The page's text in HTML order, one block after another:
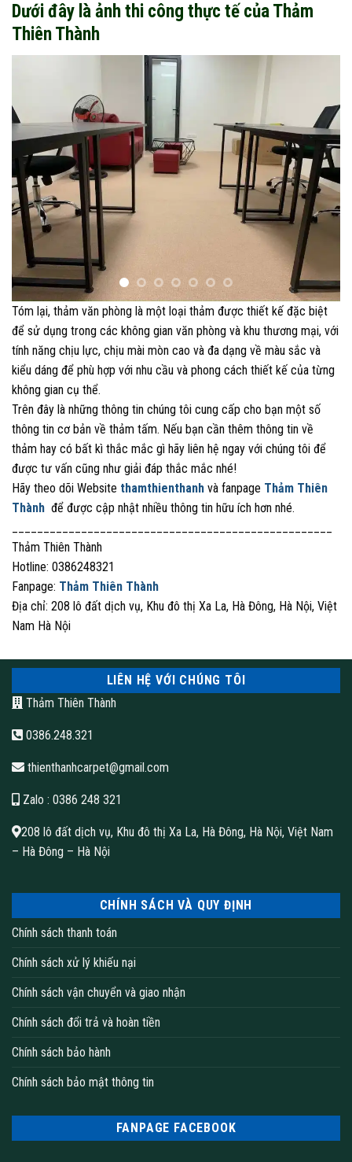
Dưới đây là ảnh thi công thực tế của Thảm
Thiên Thành
Tóm lại, thảm văn phòng là một loại thảm được thiết kế đặc biệt
để sử dụng trong các không gian văn phòng và khu thương mại, với
tính năng chịu lực, chịu mài mòn cao và đa dạng về màu sắc và
kiểu dáng để phù hợp với nhu cầu và phong cách thiết kế của từng
không gian cụ thể.
Trên đây là những thông tin chúng tôi cung cấp cho bạn một số
thông tin cơ bản về thảm tấm. Nếu bạn cần thêm thông tin về
thảm hay có bất kì thắc mắc gì hãy liên hệ ngay với chúng tôi để
được tư vấn cũng như giải đáp thắc mắc nhé!
Hãy theo dõi Website thamthienthanh và fanpage Thảm Thiên
Thành để được cập nhật nhiều thông tin hữu ích hơn nhé.
Thảm Thiên Thành
Hotline: 0386248321
Fanpage: Thảm Thiên Thành
Địa chỉ: 208 lô đất dịch vụ, Khu đô thị Xa La, Hà Đông, Hà Nội, Việt
Nam Hà Nội
LIÊN HỆ VỚI CHÚNG TÔI
Thảm Thiên Thành
0386.248.321
thienthanhcarpet@gmail.com
Zalo : 0386 248 321
208 lô đất dịch vụ, Khu đô thị Xa La, Hà Đông, Hà Nội, Việt Nam
– Hà Đông – Hà Nội
CHÍNH SÁCH VÀ QUY ĐỊNH
Chính sách thanh toán
Chính sách xử lý khiếu nại
Chính sách vận chuyển và giao nhận
Chính sách đổi trả và hoàn tiền
Chính sách bảo hành
Chính sách bảo mật thông tin
FANPAGE FACEBOOK